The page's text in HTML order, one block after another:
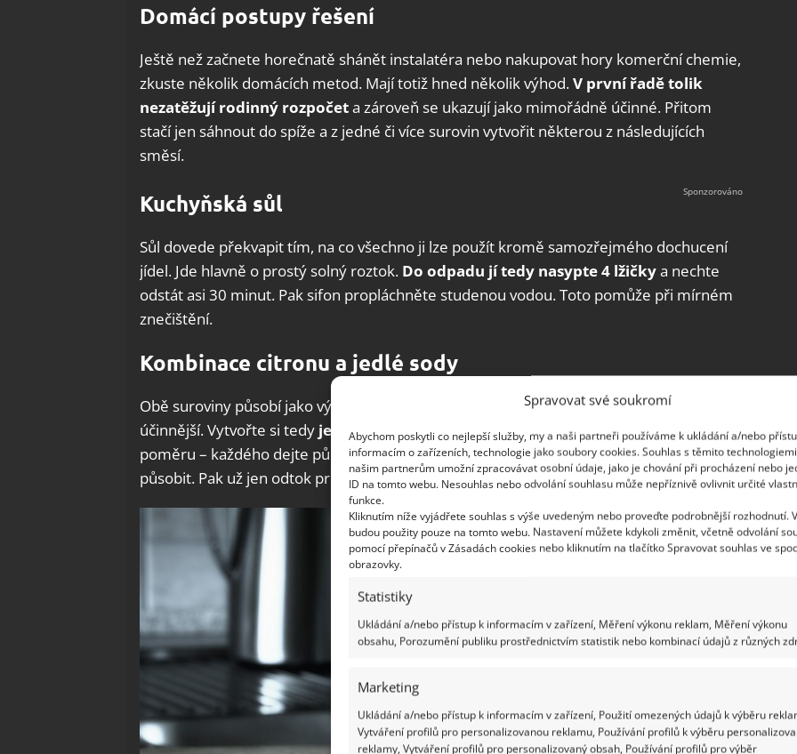
Spravovat své soukromí
Abychom poskytli co nejlepší služby, my a naši partneři používáme k ukládání a/nebo
informacím o zařízeních, technologie jako soubory cookies. Souhlas s těmito
našim partnerům umožní zpracovávat osobní údaje, jako je chování při procházení nebo
ID na tomto webu. Nesouhlas nebo odvolání souhlasu může nepříznivě ovlivnit určité
funkce.
Kliknutím níže vyjádřete souhlas s výše uvedeným nebo proveďte podrobnější rozhodnutí.
budou použity pouze na tomto webu. Nastavení můžete kdykoli změnit, včetně odvolání
pomocí přepínačů v Zásadách cookies nebo kliknutím na tlačítko Spravovat souhlas ve
obrazovky.
Statistiky
Ukládání a/nebo přístup k informacím v zařízení, Měření výkonu reklam, Měření výkonu
obsahu, Porozumění publiku prostřednictvím statistik nebo kombinací údajů z různých
Marketing
Ukládání a/nebo přístup k informacím v zařízení, Použití omezených údajů k výběru
Vytváření profilů pro personalizovanou reklamu, Používání profilů k výběru
reklamy, Vytváření profilů pro personalizovaný obsah, Používání profilů pro výběr
Domácí postupy řešení
Ještě než začnete horečnatě shánět instalatéra nebo nakupovat hory komerční chemie,
zkuste několik domácích metod. Mají totiž hned několik výhod.V první řadě tolik
nezatěžují rodinný rozpočeta zároveň se ukazují jako mimořádně účinné. Přitom
stačí jen sáhnout do spíže a z jedné či více surovin vytvořit některou z následujících
směsí.
Kuchyňská sůl
Sůl dovede překvapit tím, na co všechno ji lze použít kromě samozřejmého dochucení
jídel. Jde hlavně o prostý solný roztok. Do odpadu jí tedy nasypte 4 lžičkya nechte
odstát asi 30 minut. Pak sifon propláchněte studenou vodou. Toto pomůže při mírném
znečištění.
Kombinace citronu a jedlé sody
Obě suroviny působí jako výborné čističe i samostatně, dohromady jsou však ještě
účinnější. Vytvořte si tedy jednoduchou směs citronu a jedlé sodyve stejném
poměru – každého dejte půl šálku. Výsledek nalijte do kanálku a opět nechte 30 minut
působit. Pak už jen odtok propláchněte vodou a po zápachu by nemělo být ani památky.